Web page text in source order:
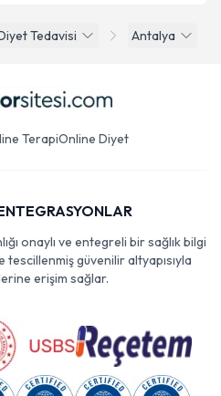
Tedavisi Antalya
TerapiOnline Diyet
onaylı ve entegreli bir sağlık bilgi
güvenilir altyapısıyla
erişim sağlar.